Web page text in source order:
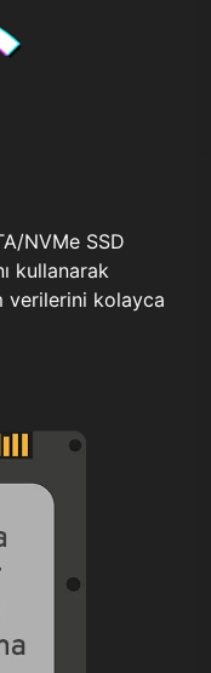
NVMe SSD
kullanarak
verilerini kolayca